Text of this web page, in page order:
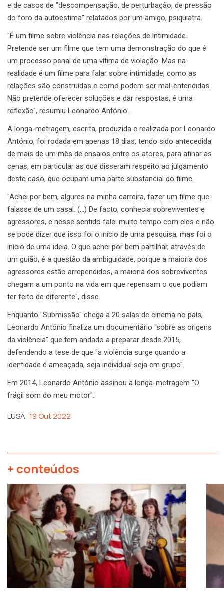
e de casos de "descompensação, de perturbação, de pressão
do foro da autoestima" relatados por um amigo, psiquiatra.
"É um filme sobre violência nas relações de intimidade.
Pretende ser um filme que tem uma demonstração do que é
um processo penal de uma vítima de violação. Mas na
realidade é um filme para falar sobre intimidade, como as
relações são construídas e como podem ser mal-entendidas.
Não pretende oferecer soluções e dar respostas, é uma
reflexão", resumiu Leonardo António.
A longa-metragem, escrita, produzida e realizada por Leonardo
António, foi rodada em apenas 18 dias, tendo sido antecedida
de mais de um mês de ensaios entre os atores, para afinar as
cenas, em particular as que disseram respeito ao julgamento
deste caso, que ocupam uma parte substancial do filme.
"Achei por bem, algures na minha carreira, fazer um filme que
falasse de um casal. (…) De facto, conhecia sobreviventes e
agressores, e nesse sentido falei muito tempo com eles e não
se pode dizer que isso foi o início de uma pesquisa, mas foi o
início de uma ideia. O que achei por bem partilhar, através de
um guião, é a questão da ambiguidade, porque a maioria dos
agressores estão arrependidos, a maioria dos sobreviventes
chegam a um ponto na vida em que repensam o que podiam
ter feito de diferente", disse.
Enquanto "Submissão" chega a 20 salas de cinema no país,
Leonardo António finaliza um documentário "sobre as origens
da violência" que tem andado a preparar desde 2015,
defendendo a tese de que "a violência surge quando a
identidade é ameaçada, seja individual seja em grupo".
Em 2014, Leonardo António assinou a longa-metragem "O
frágil som do meu motor".
LUSA 19 Out 2022
+ conteúdos